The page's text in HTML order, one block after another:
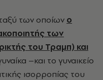
των οποίων ο
των
του Τραμπ) και
–και το γυναικείο
ισορροπίας του